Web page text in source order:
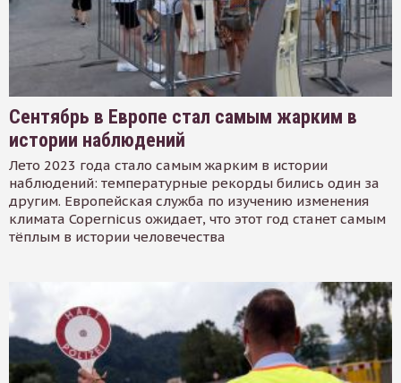
Сентябрь в Европе стал самым жарким в
истории наблюдений
Лето 2023 года стало самым жарким в истории
наблюдений: температурные рекорды бились один за
другим. Европейская служба по изучению изменения
климата Copernicus ожидает, что этот год станет самым
тёплым в истории человечества